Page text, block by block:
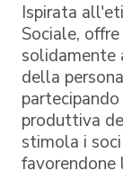
Ispirata
Sociale,
solidamente
della
produttiva
stimola i
favorendone